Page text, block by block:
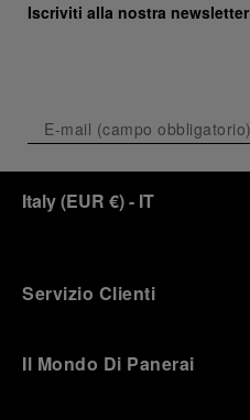
Iscriviti alla nostra newsletter
Italy(EUR €)- IT
Servizio Clienti
Il Mondo Di Panerai